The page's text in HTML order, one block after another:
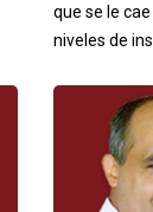
que se le
niveles de